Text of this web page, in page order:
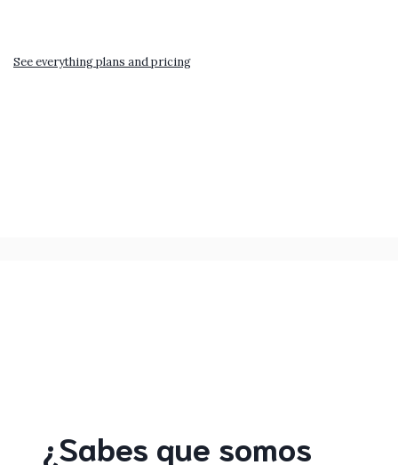
See everything plans and pricing
¿Sabes que somos